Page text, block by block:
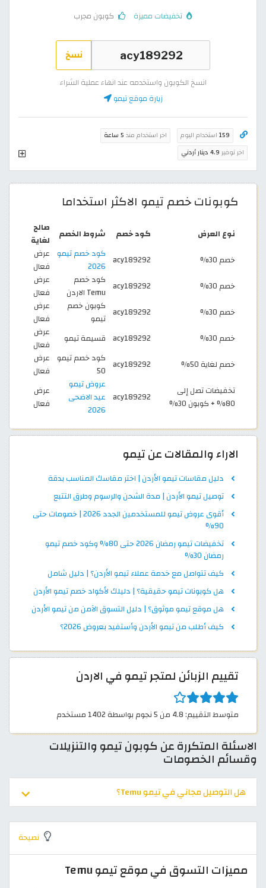
تخفيضات مميزة كوبون مجرب
نسخ
انسخ الكوبون واستخدمه عند انهاء عملية الشراء
زيارة موقع تيمو
159 استخدام اليوم اخر استخدام منذ 5 ساعة
اخر توفير 4.9 دينار أردني
كوبونات خصم تيمو الاكثر استخداما
نوع العرض كود خصم شروط الخصم
صالح
لغاية
خصم 30%
acy189292 كود خصم تيمو
2026
عرض
فعال
خصم 30%
acy189292 كود خصم
Temu الاردن
عرض
فعال
خصم 30%
acy189292 كوبون خصم
تيمو
عرض
فعال
خصم 30%
acy189292 قسيمة تيمو
عرض
فعال
خصم لغاية 50%
acy189292 كود خصم تيمو
50
عرض
فعال
تخفيضات تصل إلى
80% + كوبون 30%
acy189292
عروض تيمو
عيد الاضحى
2026
عرض
فعال
الاراء والمقالات عن تيمو
دليل مقاسات تيمو الأردن | اختر مقاسك المناسب بدقة
توصيل تيمو الأردن | مدة الشحن والرسوم وطرق التتبع
أقوى عروض تيمو للمستخدمين الجدد 2026 | خصومات حتى
90%
تخفيضات تيمو رمضان 2026 حتى 80% وكود خصم تيمو
رمضان 30%
كيف تتواصل مع خدمة عملاء تيمو الأردن؟ | دليل شامل
هل كوبونات تيمو حقيقية؟ | دليلك لأكواد خصم تيمو الأردن
هل موقع تيمو موثوق؟ | دليل التسوق الآمن من تيمو الأردن
كيف أطلب من تيمو الأردن وأستفيد بعروض 2026؟
تقييم الزبائن لمتجر تيمو في الاردن
متوسط التقييم: 4.8 من 5 نجوم بواسطة 1402 مستخدم
الاسئلة المتكررة عن كوبون تيمو والتنزيلات
وقسائم الخصومات
هل التوصيل مجاني في تيمو Temu؟
نصيحة
مميزات التسوق في موقع تيمو Temu